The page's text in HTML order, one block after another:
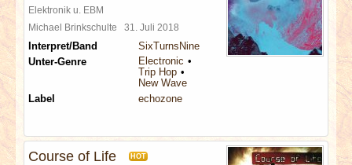
Elektronik u. EBM
Michael Brinkschulte 31. Juli 2018
Interpret/Band
SixTurnsNine
Unter-Genre
Electronic
Trip Hop
New Wave
Label
echozone
Course of Life HOT